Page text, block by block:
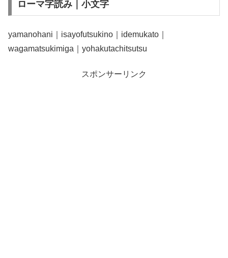
ローマ字読み｜小文字
yamanohani｜isayofutsukino｜idemukato｜
wagamatsukimiga｜yohakutachitsutsu
スポンサーリンク